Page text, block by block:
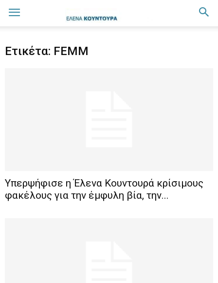
Ετικέτα: FEMM
Υπερψήφισε η Έλενα Κουντουρά κρίσιμους
φακέλους για την έμφυλη βία, την...